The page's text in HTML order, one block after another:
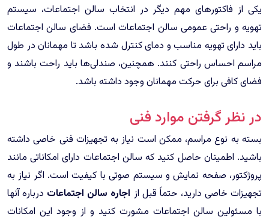
یکی از فاکتورهای مهم دیگر در انتخاب سالن اجتماعات، سیستم
تهویه و راحتی عمومی سالن اجتماعات است. فضای سالن اجتماعات
باید دارای تهویه مناسب و دمای کنترل شده باشد تا مهمانان در طول
مراسم احساس راحتی کنند. همچنین، صندلی‌ها باید راحت باشند و
فضای کافی برای حرکت مهمانان وجود داشته باشد.
در نظر گرفتن موارد فنی
بسته به نوع مراسم، ممکن است نیاز به تجهیزات فنی خاصی داشته
باشید. اطمینان حاصل کنید که سالن اجتماعات دارای امکاناتی مانند
پروژکتور، صفحه نمایش و سیستم صوتی با کیفیت است. اگر نیاز به
تجهیزات خاصی دارید، حتماً قبل از اجاره سالن اجتماعات درباره آنها
با مسئولین سالن اجتماعات مشورت کنید و از وجود این امکانات